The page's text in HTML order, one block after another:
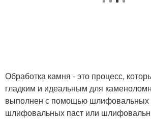
Обработка камня - это процесс,
гладким и идеальным для
выполнен с помощью шлифовальных
шлифовальных паст или